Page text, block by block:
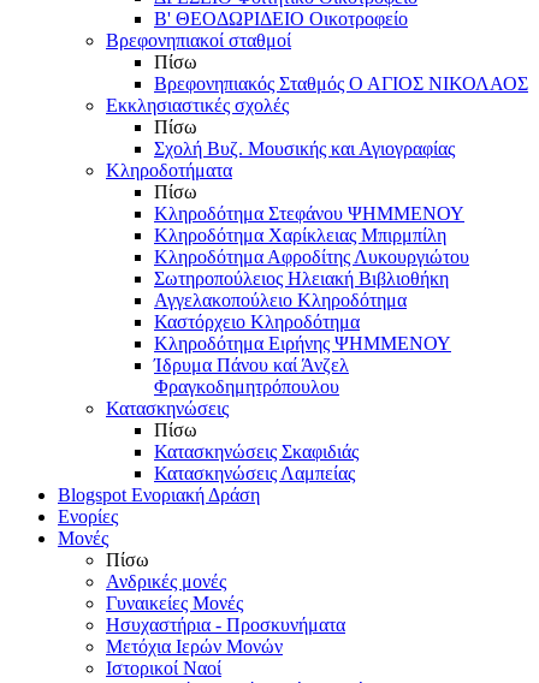
Β' ΘΕΟΔΩΡΙΔΕΙΟ Οικοτροφείο
Βρεφονηπιακοί σταθμοί
Πίσω
Βρεφονηπιακός Σταθμός Ο ΑΓΙΟΣ ΝΙΚΟΛΑΟΣ
Εκκλησιαστικές σχολές
Πίσω
Σχολή Βυζ. Μουσικής και Αγιογραφίας
Κληροδοτήματα
Πίσω
Κληροδότημα Στεφάνου ΨΗΜΜΕΝΟΥ
Κληροδότημα Χαρίκλειας Μπιρμπίλη
Κληροδότημα Αφροδίτης Λυκουργιώτου
Σωτηροπούλειος Ηλειακή Βιβλιοθήκη
Αγγελακοπούλειο Κληροδότημα
Καστόρχειο Κληροδότημα
Κληροδότημα Ειρήνης ΨΗΜΜΕΝΟΥ
Ίδρυμα Πάνου καί Άνζελ
Φραγκοδημητρόπουλου
Κατασκηνώσεις
Πίσω
Κατασκηνώσεις Σκαφιδιάς
Κατασκηνώσεις Λαμπείας
Blogspot Ενοριακή Δράση
Ενορίες
Μονές
Πίσω
Ανδρικές μονές
Γυναικείες Μονές
Ησυχαστήρια - Προσκυνήματα
Μετόχια Ιερών Μονών
Ιστορικοί Ναοί